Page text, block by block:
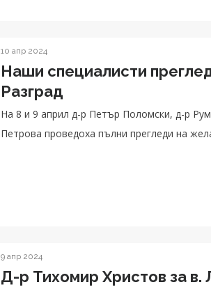
10 апр 2024
Наши специалисти
Разград
На 8 и 9 април д-р Петър Поломски, д-р
Петрова проведоха пълни прегледи на
9 апр 2024
Д-р Тихомир Христов за в.